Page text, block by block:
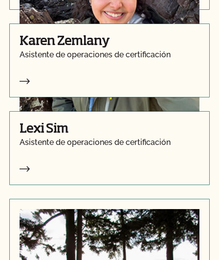
Karen Zemlany
Asistente de operaciones de certificación
Lexi Sim
Asistente de operaciones de certificación
Isabelle Solórzano
Asistente de operaciones de certificación